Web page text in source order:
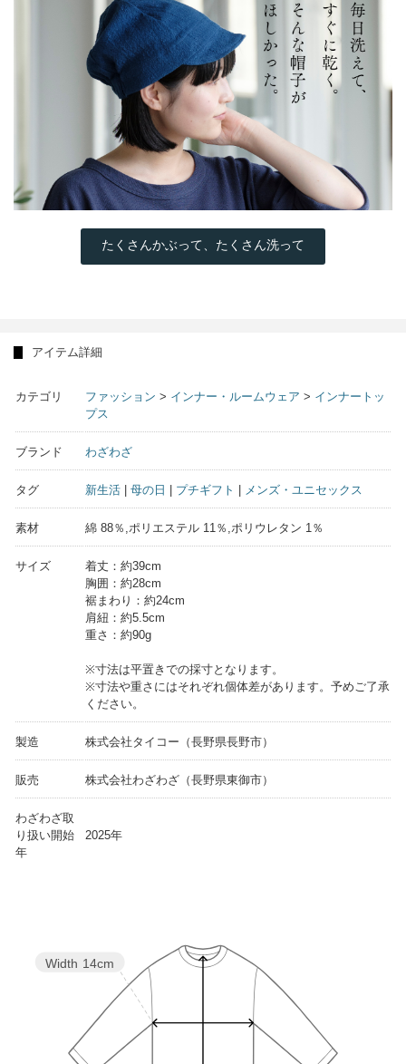
たくさんかぶって、たくさん洗って
アイテム詳細
カテゴリ ファッション > インナー・ルームウェア > インナートッ
プス
ブランド わざわざ
タグ 新生活 | 母の日 | プチギフト | メンズ・ユニセックス
素材 綿 88％,ポリエステル 11％,ポリウレタン 1％
サイズ
着丈：約39cm
胸囲：約28cm
裾まわり：約24cm
肩紐：約5.5cm
重さ：約90g
※寸法は平置きでの採寸となります。
※寸法や重さにはそれぞれ個体差があります。予めご了承
ください。
製造 株式会社タイコー（長野県長野市）
販売 株式会社わざわざ（長野県東御市）
わざわざ取
り扱い開始
年
2025年
Width 14cm